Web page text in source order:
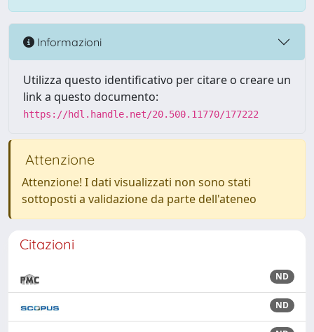
Informazioni
Utilizza questo identificativo per citare o creare un
link a questo documento:
https://hdl.handle.net/20.500.11770/177222
Attenzione
Attenzione! I dati visualizzati non sono stati
sottoposti a validazione da parte dell'ateneo
Citazioni
ND
ND